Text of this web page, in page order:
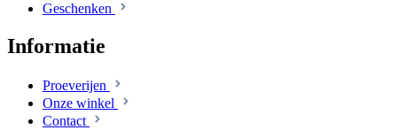
Geschenken
Informatie
Proeverijen
Onze winkel
Contact